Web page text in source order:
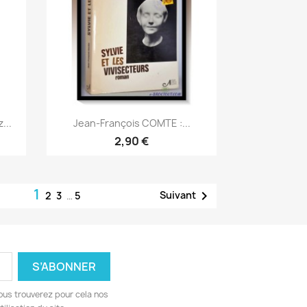
Aperçu rapide
Jean-François COMTE :...
2,90 €
1 2 3 … 5 Suivant
trouverez pour cela nos